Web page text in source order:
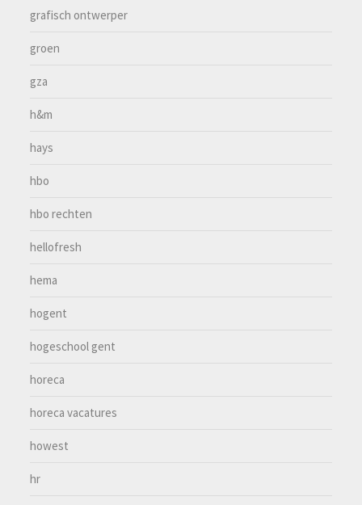
grafisch ontwerper
groen
gza
h&m
hays
hbo
hbo rechten
hellofresh
hema
hogent
hogeschool gent
horeca
horeca vacatures
howest
hr